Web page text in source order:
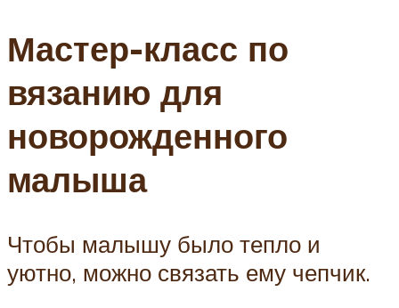
Мастер-класс по
вязанию для
новорожденного
малыша
Чтобы малышу было тепло и
уютно, можно связать ему чепчик.